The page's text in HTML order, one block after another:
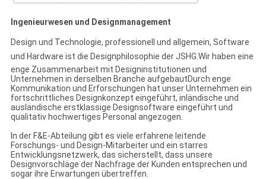
Ingenieurwesen und Designmanagement
Design und Technologie, professionell und allgemein, Software
und Hardware ist die Designphilosophie der JSHG.Wir haben eine
enge Zusammenarbeit mit Designinstitutionen und
Unternehmen in derselben Branche aufgebautDurch enge
Kommunikation und Erforschungen hat unser Unternehmen ein
fortschrittliches Designkonzept eingeführt, inländische und
ausländische erstklassige Designsoftware eingeführt und
qualitativ hochwertiges Personal angezogen.
In der F&E-Abteilung gibt es viele erfahrene leitende
Forschungs- und Design-Mitarbeiter und ein starres
Entwicklungsnetzwerk, das sicherstellt, dass unsere
Designvorschläge der Nachfrage der Kunden entsprechen und
sogar ihre Erwartungen übertreffen.